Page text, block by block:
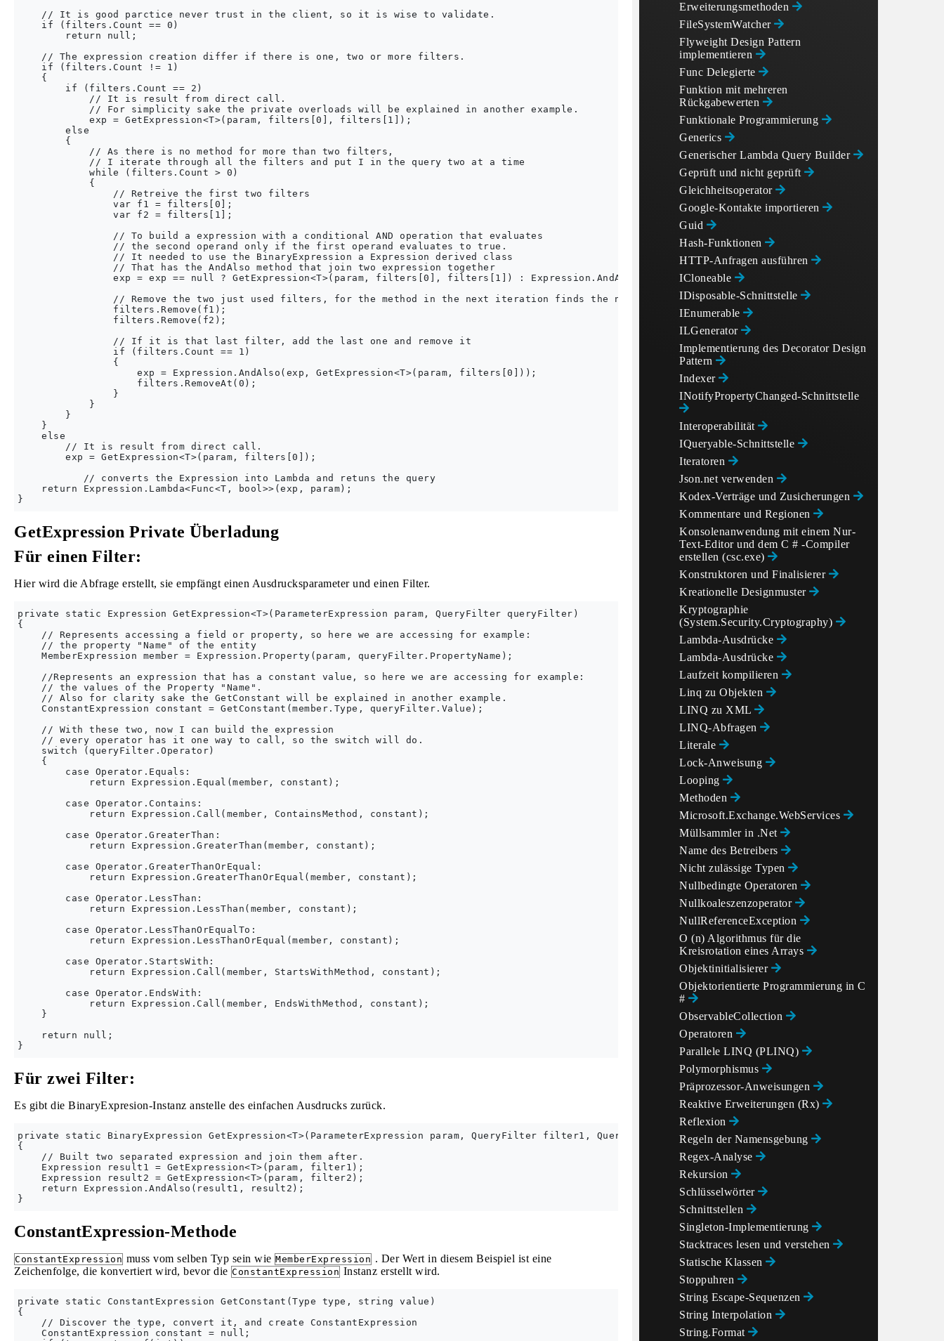
    // It is good parctice never trust in the client, so it is wise to validate.
    if (filters.Count == 0)
        return null;
    // The expression creation differ if there is one, two or more filters.
    if (filters.Count != 1)
    {
        if (filters.Count == 2)
            // It is result from direct call.
            // For simplicity sake the private overloads will be explained in another example.
            exp = GetExpression<T>(param, filters[0], filters[1]);
        else
        {
            // As there is no method for more than two filters,
            // I iterate through all the filters and put I in the query two at a time
            while (filters.Count > 0)
            {
                // Retreive the first two filters
                var f1 = filters[0];
                var f2 = filters[1];
                // To build a expression with a conditional AND operation that evaluates
                // the second operand only if the first operand evaluates to true.
                // It needed to use the BinaryExpression a Expression derived class
                // That has the AndAlso method that join two expression together
exp = exp == null ? GetExpression<T>(param, filters[0], filters[1]) : Expression.AndAlso(exp, GetExpression<T>(param, filters[0],
                // Remove the two just used filters, for the method in the next iteration finds the next filters
                filters.Remove(f1);
                filters.Remove(f2);
                // If it is that last filter, add the last one and remove it
                if (filters.Count == 1)
                {
                    exp = Expression.AndAlso(exp, GetExpression<T>(param, filters[0]));
                    filters.RemoveAt(0);
                }
            }
        }
    }
    else
        // It is result from direct call.
        exp = GetExpression<T>(param, filters[0]);
           // converts the Expression into Lambda and retuns the query
    return Expression.Lambda<Func<T, bool>>(exp, param);
GetExpression Private Überladung
Für einen Filter:
Hier wird die Abfrage erstellt, sie empfängt einen Ausdrucksparameter und einen Filter.
private static Expression GetExpression<T>(ParameterExpression param, QueryFilter queryFilter)
{
    // Represents accessing a field or property, so here we are accessing for example:
    // the property "Name" of the entity
    MemberExpression member = Expression.Property(param, queryFilter.PropertyName);
    //Represents an expression that has a constant value, so here we are accessing for example:
    // the values of the Property "Name".
    // Also for clarity sake the GetConstant will be explained in another example.
    ConstantExpression constant = GetConstant(member.Type, queryFilter.Value);
    // With these two, now I can build the expression
    // every operator has it one way to call, so the switch will do.
    switch (queryFilter.Operator)
    {
        case Operator.Equals:
            return Expression.Equal(member, constant);
        case Operator.Contains:
            return Expression.Call(member, ContainsMethod, constant);
        case Operator.GreaterThan:
            return Expression.GreaterThan(member, constant);
        case Operator.GreaterThanOrEqual:
            return Expression.GreaterThanOrEqual(member, constant);
        case Operator.LessThan:
            return Expression.LessThan(member, constant);
        case Operator.LessThanOrEqualTo:
            return Expression.LessThanOrEqual(member, constant);
        case Operator.StartsWith:
            return Expression.Call(member, StartsWithMethod, constant);
        case Operator.EndsWith:
            return Expression.Call(member, EndsWithMethod, constant);
    }
    return null;
Für zwei Filter:
Es gibt die BinaryExpresion-Instanz anstelle des einfachen Ausdrucks zurück.
private static BinaryExpression GetExpression<T>(ParameterExpression param, QueryFilter filter1, QueryFilter filter2)
{
    // Built two separated expression and join them after.
    Expression result1 = GetExpression<T>(param, filter1);
    Expression result2 = GetExpression<T>(param, filter2);
    return Expression.AndAlso(result1, result2);
ConstantExpression-Methode
ConstantExpression muss vom selben Typ sein wie MemberExpression . Der Wert in diesem Beispiel ist eine
Zeichenfolge, die konvertiert wird, bevor die ConstantExpression Instanz erstellt wird.
private static ConstantExpression GetConstant(Type type, string value)
{
    // Discover the type, convert it, and create ConstantExpression
    ConstantExpression constant = null;
Erweiterungsmethoden
FileSystemWatcher
Flyweight Design Pattern
implementieren
Func Delegierte
Funktion mit mehreren
Rückgabewerten
Funktionale Programmierung
Generics
Generischer Lambda Query Builder
Geprüft und nicht geprüft
Gleichheitsoperator
Google-Kontakte importieren
Guid
Hash-Funktionen
HTTP-Anfragen ausführen
ICloneable
IDisposable-Schnittstelle
IEnumerable
ILGenerator
Implementierung des Decorator Design
Pattern
Indexer
INotifyPropertyChanged-Schnittstelle
Interoperabilität
IQueryable-Schnittstelle
Iteratoren
Json.net verwenden
Kodex-Verträge und Zusicherungen
Kommentare und Regionen
Konsolenanwendung mit einem Nur-
Text-Editor und dem C # -Compiler
erstellen (csc.exe)
Konstruktoren und Finalisierer
Kreationelle Designmuster
Kryptographie
(System.Security.Cryptography)
Lambda-Ausdrücke
Lambda-Ausdrücke
Laufzeit kompilieren
Linq zu Objekten
LINQ zu XML
LINQ-Abfragen
Literale
Lock-Anweisung
Looping
Methoden
Microsoft.Exchange.WebServices
Müllsammler in .Net
Name des Betreibers
Nicht zulässige Typen
Nullbedingte Operatoren
Nullkoaleszenzoperator
NullReferenceException
O (n) Algorithmus für die
Kreisrotation eines Arrays
Objektinitialisierer
Objektorientierte Programmierung in C
#
ObservableCollection
Operatoren
Parallele LINQ (PLINQ)
Polymorphismus
Präprozessor-Anweisungen
Reaktive Erweiterungen (Rx)
Reflexion
Regeln der Namensgebung
Regex-Analyse
Rekursion
Schlüsselwörter
Schnittstellen
Singleton-Implementierung
Stacktraces lesen und verstehen
Statische Klassen
Stoppuhren
String Escape-Sequenzen
String Interpolation
String.Format